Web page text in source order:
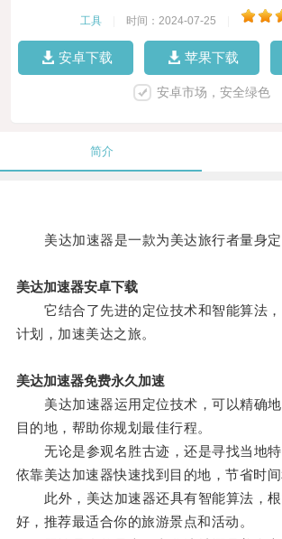
工具 时间：2024-07-25
安卓下载 苹果下载
安卓市场，安全绿色
简介
美达加速器是一款为美达旅行者量身定
美达加速器安卓下载
它结合了先进的定位技术和智能算法，
计划，加速美达之旅。
美达加速器免费永久加速
美达加速器运用定位技术，可以精确地
目的地，帮助你规划最佳行程。
无论是参观名胜古迹，还是寻找当地特
依靠美达加速器快速找到目的地，节省时间
此外，美达加速器还具有智能算法，根
好，推荐最适合你的旅游景点和活动。